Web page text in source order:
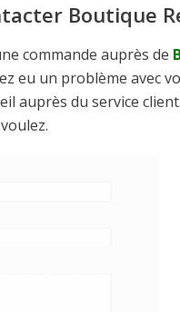
Boutique
commande auprès de
eu un problème avec
auprès du service